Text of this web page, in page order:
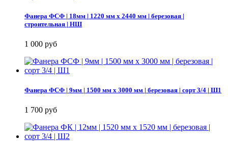
Фанера ФСФ | 18мм | 1220 мм х 2440 мм | березовая |
строительная | НШ
1 000 руб
Фанера ФСФ | 9мм | 1500 мм х 3000 мм | березовая | сорт 3/4 | Ш1
1 700 руб